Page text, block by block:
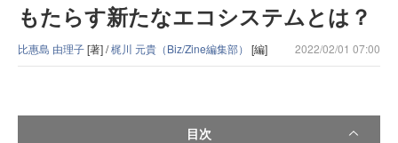
もたらす新たなエコシステムとは？
比惠島 由理子[著] /梶川 元貴（Biz/Zine編集部） [編] 2022/02/01 07:00
目次